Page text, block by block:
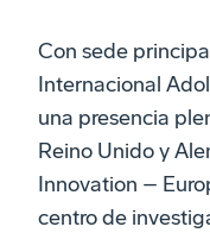
Con sede
Internacional
una presencia
Reino Unido y
Innovation –
centro de